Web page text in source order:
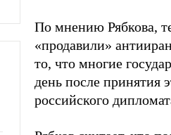
По мнению Рябкова,
«продавили»
то, что многие
день после принятия
российского